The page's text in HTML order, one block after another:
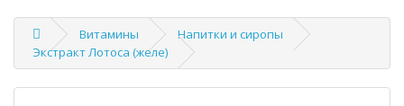
Витамины
Напитки и сиропы
Экстракт Лотоса (желе)